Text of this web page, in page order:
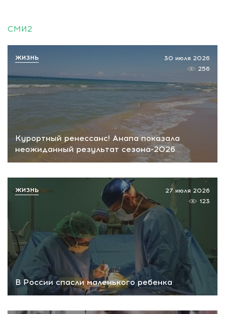
СМИ2
Курортный ренессанс! Анапа показала
неожиданный результат сезона-2026
30 июля 2026
256
ЖИЗНЬ
В России спасли маленького ребенка
27 июля 2026
123
ЖИЗНЬ